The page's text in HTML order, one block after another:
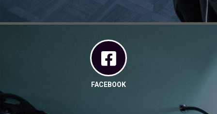
FACEBOOK